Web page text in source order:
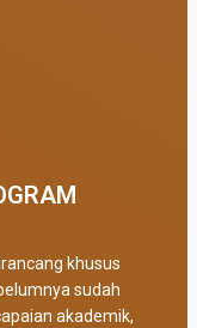
khusus
sudah
akademik,